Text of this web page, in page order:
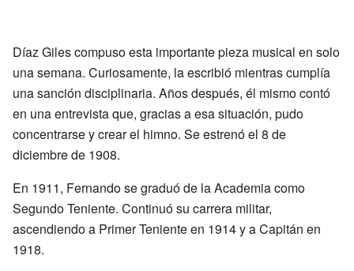
Díaz Giles compuso esta importante pieza musical en solo
una semana. Curiosamente, la escribió mientras cumplía
una sanción disciplinaria. Años después, él mismo contó
en una entrevista que, gracias a esa situación, pudo
concentrarse y crear el himno. Se estrenó el 8 de
diciembre de 1908.
En 1911, Fernando se graduó de la Academia como
Segundo Teniente. Continuó su carrera militar,
ascendiendo a Primer Teniente en 1914 y a Capitán en
1918.